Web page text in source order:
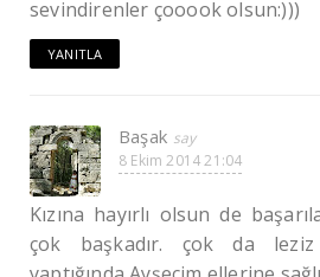
sevindirenler çooook olsun:)))
YANITLA
Başak
8 Ekim 2014 21:04
Kızına hayırlı olsun de
çok başkadır. çok da